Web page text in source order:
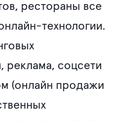
рестораны все
технологии.
реклама, соцсети
(онлайн продажи